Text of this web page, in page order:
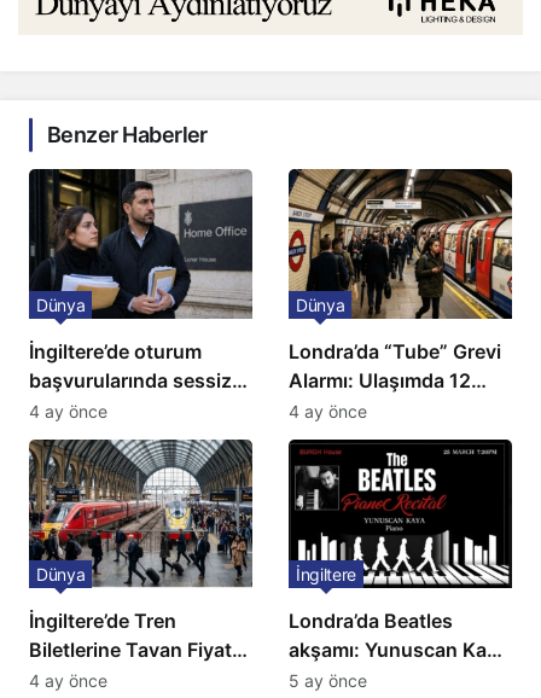
Benzer Haberler
İngiltere’de oturum
başvurularında sessiz
kriz: Büyükelçilikten
açıklama!
Dünya
4 ay önce
Londra’da “Tube” Grevi
Alarmı: Ulaşımda 12
Günlük Kaos Kapıda
Dünya
4 ay önce
İngiltere’de Tren
Biletlerine Tavan Fiyat:
Ulaşımda Yeni
Dünya
4 ay önce
Londra’da Beatles
akşamı: Yunuscan Kaya
klasik yorumuyla
İngiltere
5 ay önce